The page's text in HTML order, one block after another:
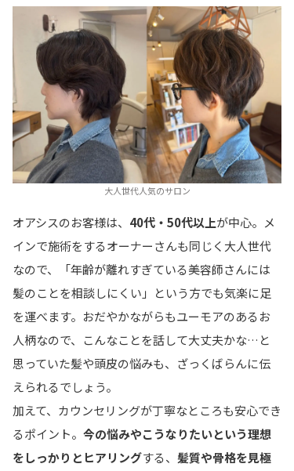
大人世代人気のサロン
オアシスのお客様は、 40代・50代以上が中心。メ
インで施術をするオーナーさんも同じく大人世代
なので、「年齢が離れすぎている美容師さんには
髪のことを相談しにくい」という方でも気楽に足
を運べます。おだやかながらもユーモアのあるお
人柄なので、こんなことを話して大丈夫かな…と
思っていた髪や頭皮の悩みも、ざっくばらんに伝
えられるでしょう。
加えて、カウンセリングが丁寧なところも安心でき
るポイント。 今の悩みやこうなりたいという理想
をしっかりとヒアリングする、 髪質や骨格を見極